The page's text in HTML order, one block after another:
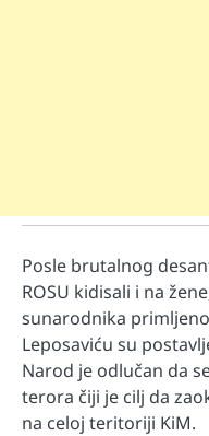
Posle brutalnog
ROSU kidisali i na
sunarodnika
Leposaviću su
Narod je odlučan da
terora čiji je cilj da
na celoj teritoriji KiM.